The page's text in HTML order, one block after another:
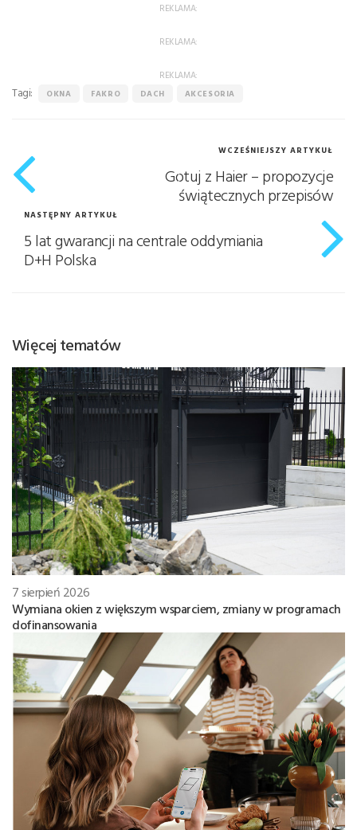
REKLAMA:
REKLAMA:
REKLAMA:
Tagi: OKNA FAKRO DACH AKCESORIA
WCZEŚNIEJSZY ARTYKUŁ
Gotuj z Haier – propozycje
świątecznych przepisów
NASTĘPNY ARTYKUŁ
5 lat gwarancji na centrale oddymiania
D+H Polska
Więcej tematów
7 sierpień 2026
Wymiana okien z większym wsparciem, zmiany w programach
dofinansowania